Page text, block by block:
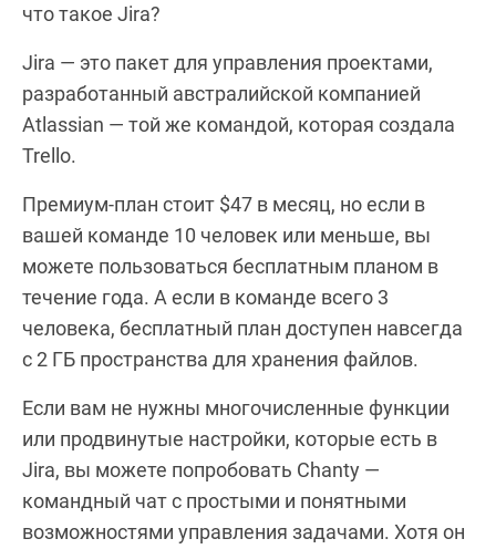
что такое Jira?
Jira — это пакет для управления проектами,
разработанный австралийской компанией
Atlassian — той же командой, которая создала
Trello.
Премиум-план стоит $47 в месяц, но если в
вашей команде 10 человек или меньше, вы
можете пользоваться бесплатным планом в
течение года. А если в команде всего 3
человека, бесплатный план доступен навсегда
с 2 ГБ пространства для хранения файлов.
Если вам не нужны многочисленные функции
или продвинутые настройки, которые есть в
Jira, вы можете попробовать Chanty —
командный чат с простыми и понятными
возможностями управления задачами. Хотя он